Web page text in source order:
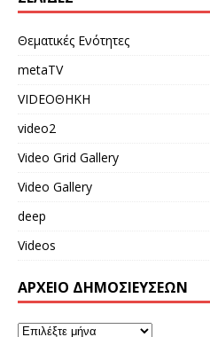
Θεματικές Ενότητες
metaTV
VIDEOΘΗΚΗ
video2
Video Grid Gallery
Video Gallery
deep
Videos
ΑΡΧΕΙΟ ΔΗΜΟΣΙΕΥΣΕΩΝ